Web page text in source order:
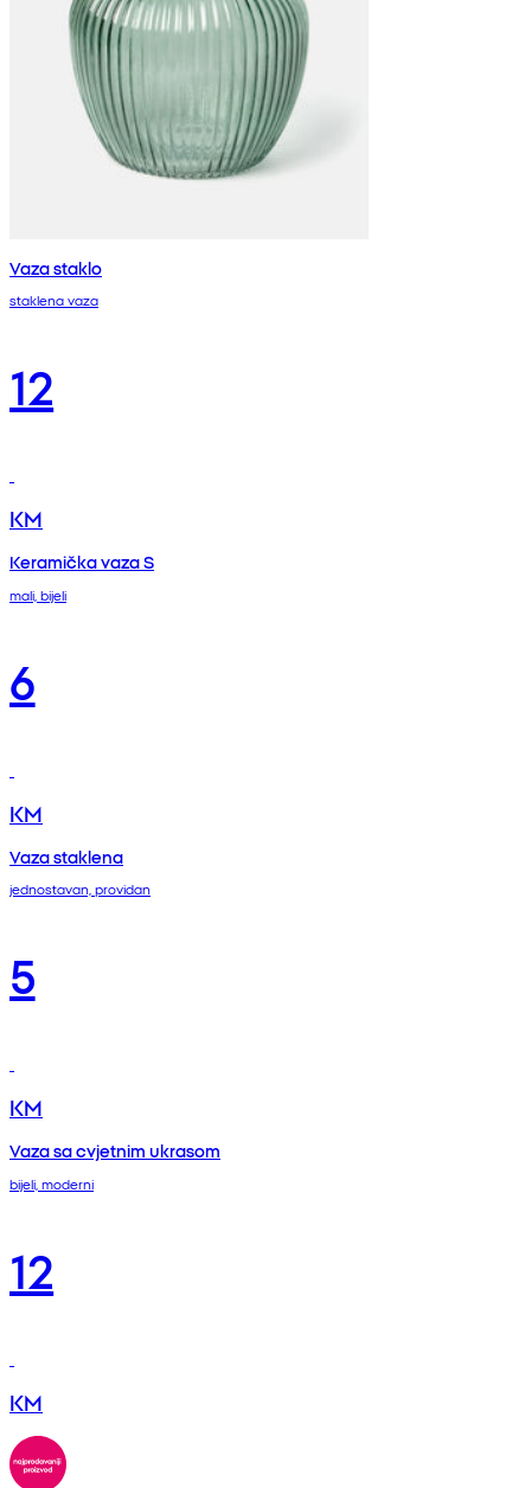
Vaza staklo
staklena vaza
12
KM
Keramička vaza S
mali, bijeli
6
KM
Vaza staklena
jednostavan, providan
5
KM
Vaza sa cvjetnim ukrasom
bijeli, moderni
12
KM